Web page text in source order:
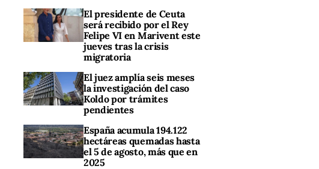
El presidente de Ceuta
será recibido por el Rey
Felipe VI en Marivent este
jueves tras la crisis
migratoria
El juez amplía seis meses
la investigación del caso
Koldo por trámites
pendientes
España acumula 194.122
hectáreas quemadas hasta
el 5 de agosto, más que en
2025